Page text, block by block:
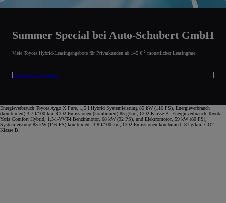
Summer Special bei Auto-Schubert GmbH
Viele Toyota Hybrid-Leasingangebote für Privatkunden ab 145 €¹⁰ monatlicher Leasingrate.
Zu unseren Angeboten
Energieverbrauch Toyota Aygo X Pure, 1,5 l Hybrid Systemleistung 85 kW (116 PS), Energieverbrauch
(kombiniert) 3,7 l/100 km; CO2-Emissionen (kombiniert) 85 g/km; CO2-Klasse B. Energieverbrauch Toyota
Yaris Comfort Hybrid, 1,5-l-VVT-i Benzinmotor, 68 kW (92 PS), und Elektromotor, 59 kW (80 PS),
Systemleistung 85 kW (116 PS) kombiniert: 3,8 l/100 km; CO2-Emissionen kombiniert: 87 g/km; CO2-
Klasse B.